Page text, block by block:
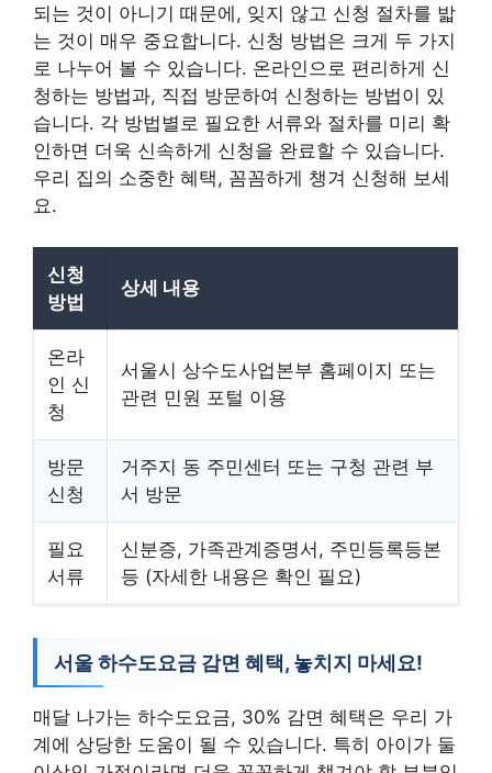
되는 것이 아니기 때문에, 잊지 않고 신청 절차를 밟
는 것이 매우 중요합니다. 신청 방법은 크게 두 가지
로 나누어 볼 수 있습니다. 온라인으로 편리하게 신
청하는 방법과, 직접 방문하여 신청하는 방법이 있
습니다. 각 방법별로 필요한 서류와 절차를 미리 확
인하면 더욱 신속하게 신청을 완료할 수 있습니다.
우리 집의 소중한 혜택, 꼼꼼하게 챙겨 신청해 보세
요.
신청
방법
상세 내용
온라
인 신
청
서울시 상수도사업본부 홈페이지 또는
관련 민원 포털 이용
방문
신청
거주지 동 주민센터 또는 구청 관련 부
서 방문
필요
서류
신분증, 가족관계증명서, 주민등록등본
등 (자세한 내용은 확인 필요)
서울 하수도요금 감면 혜택, 놓치지 마세요!
매달 나가는 하수도요금, 30% 감면 혜택은 우리 가
계에 상당한 도움이 될 수 있습니다. 특히 아이가 둘